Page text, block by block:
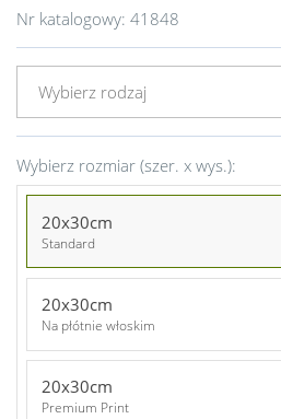
Nr katalogowy: 41848
Wybierz rozmiar (szer. x wys.):
20x30cm
Standard
20x30cm
Na płótnie włoskim
20x30cm
Premium Print